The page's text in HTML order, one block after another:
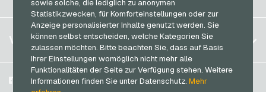
sowie solche, die lediglich zu anonymen
Statistikzwecken, für Komforteinstellungen oder zur
Anzeige personalisierter Inhalte genutzt werden. Sie
können selbst entscheiden, welche Kategorien Sie
zulassen möchten. Bitte beachten Sie, dass auf Basis
Ihrer Einstellungen womöglich nicht mehr alle
Funktionalitäten der Seite zur Verfügung stehen. Weitere
Informationen finden Sie unter Datenschutz.Mehr
PeterPane Geschenkkarten
Rewe Geschenkkarten
Rituals Geschenkkarten
roastmarket Geschenkkarten
Rossmann Geschenkkarten
Frankreich
Italien
Niederlande
Österreich
Anmelden
Mein Warenkorb
FAQ
Zahlungsmethoden
&Widerrufsrecht
Datenschutzrichtlinien
VGO-SHOP
Über uns
Facebook